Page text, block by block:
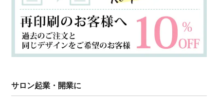
サロン起業・開業に